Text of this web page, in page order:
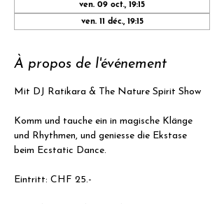
ven. 09 oct., 19:15
ven. 11 déc., 19:15
À propos de l'événement
Mit DJ Ratikara & The Nature Spirit Show
Komm und tauche ein in magische Klänge
und Rhythmen, und geniesse die Ekstase
beim Ecstatic Dance.
Eintritt: CHF 25.-